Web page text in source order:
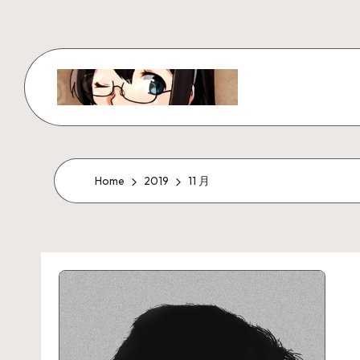
content
W
x
z
r
_
N
Home 2019 11 月